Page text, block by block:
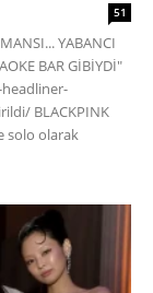
51
YABANCI
BAR GİBİYDİ"
BLACKPINK
solo olarak